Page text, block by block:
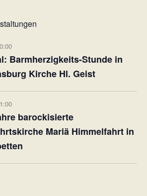
Barmherzigkeits-Stunde in
Kirche Hl. Geist
barockisierte
Mariä Himmelfahrt in